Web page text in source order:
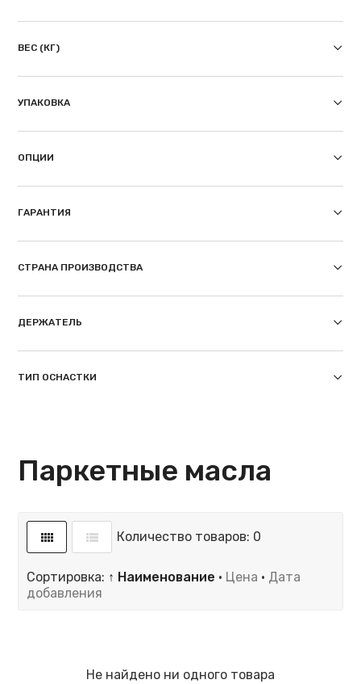
ВЕС (КГ)
УПАКОВКА
ОПЦИИ
ГАРАНТИЯ
СТРАНА ПРОИЗВОДСТВА
ДЕРЖАТЕЛЬ
ТИП ОСНАСТКИ
Паркетные масла
Количество товаров: 0
Сортировка: ↑ Наименование · Цена · Дата
добавления
Не найдено ни одного товара